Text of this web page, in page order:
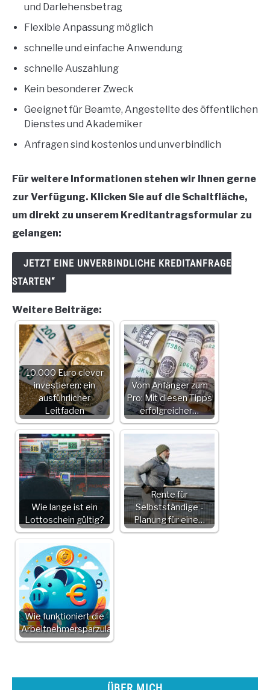
und Darlehensbetrag
Flexible Anpassung möglich
schnelle und einfache Anwendung
schnelle Auszahlung
Kein besonderer Zweck
Geeignet für Beamte, Angestellte des öffentlichen
Dienstes und Akademiker
Anfragen sind kostenlos und unverbindlich
Für weitere Informationen stehen wir Ihnen gerne
zur Verfügung. Klicken Sie auf die Schaltfläche,
um direkt zu unserem Kreditantragsformular zu
gelangen:
JETZT EINE UNVERBINDLICHE KREDITANFRAGE
STARTEN“
Weitere Beiträge:
10.000 Euro clever
investieren: ein
ausführlicher
Leitfaden
Vom Anfänger zum
Pro: Mit diesen Tipps
erfolgreicher…
Wie lange ist ein
Lottoschein gültig?
Rente für
Selbstständige -
Planung für eine…
Wie funktioniert die
Arbeitnehmersparzulage?